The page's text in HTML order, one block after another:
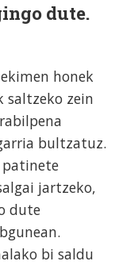
dute.
honek
zein
bultzatuz.
jartzeko,
dute
bi saldu